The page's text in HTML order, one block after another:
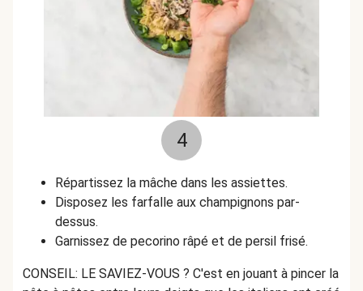
4
Répartissez la mâche dans les assiettes.
Disposez les farfalle aux champignons par-
dessus.
Garnissez de pecorino râpé et de persil frisé.
CONSEIL: LE SAVIEZ-VOUS ? C'est en jouant à pincer la